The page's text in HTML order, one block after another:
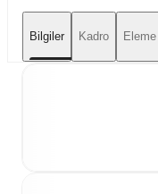
Bilgiler Kadro